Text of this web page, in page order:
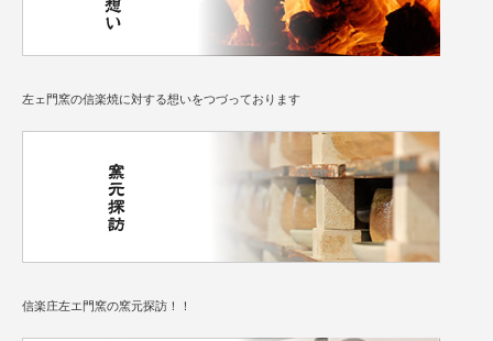
左ェ門窯の信楽焼に対する想いをつづっております
信楽庄左エ門窯の窯元探訪！！